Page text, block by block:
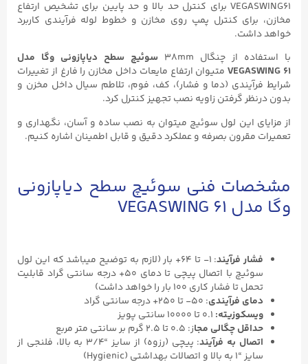
VEGASWING61 برای کنترل حد بالا و حد پایین برای تشخیص ارتفاع
مخازن، برای کنترل پمپ روی مخازن و خطوط لوله فرآیندی کاربرد
خواهد داشت.
با استفاده از چنگال 38mm
سوئیچ سطح دیاپازونی وگا مدل
VEGASWING ۶۱متیوان ارتفاع مایعات داخل مخازن را فارغ از تغییرات
شرایط فرآیندی (دما و فشار)، کف، فوم، تلاطم سیال داخل مخزن و
بدون درنظر گرفتن زاویه نصب تجهیز کنترل کرد.
از مزایای این لول سوئیچ میتوان به نصب ساده و آسان، نگهداری و
تعمیرات مقرون بصرفه و عملکرد دقیق و قابل اطمینان اشاره کنیم.
مشخصات فنی سوئیچ سطح دیاپازونی
وگا مدل VEGASWING ۶۱
فشار فرآیند
: ۱- تا ۶۴+ بار (لازم به توضیح میباشد که این لول
سوئیچ با اتصال پیچی تا دمای ۵۰+ درجه سانتی گراد قابلیت
تحمل تا فشار کاری ۱۰۰ بار را خواهد داشت)
دمای فرآیندی: ۵۰- تا ۲۵۰+ درجه سانتی گراد
ویسکوزیته:
حداقل چگالی مجاز: ۰.۵ تا ۲.۵ گرم بر سانتی متر مربع
اتصال به فرآیند
: پیچی (رزوه) از سایز “۳/۴ به بالا، فلنجی از
سایز “۱ به بالا و اتصالات بهداشتی (Hygienic)